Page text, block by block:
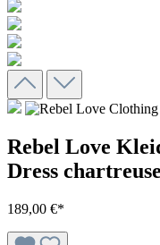
Rebel Love
Dress
189,00 €*